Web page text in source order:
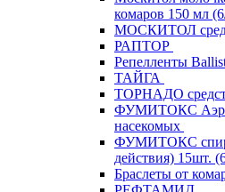
комаров 150 мл
МОСКИТОЛ
РАПТОР
Репелленты
ТАЙГА
ТОРНАДО
ФУМИТОКС
насекомых
ФУМИТОКС
действия) 15шт.
Браслеты от